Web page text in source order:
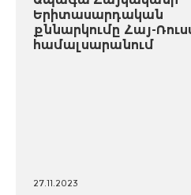
Երիտասարդական
քննարկումը Հայ-
համալսարանում
27.11.2023